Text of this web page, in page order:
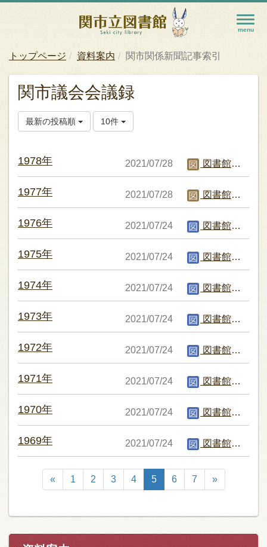
トップページ 資料案内 関市関係新聞記事索引
関市議会会議録
最新の投稿順 10件
1978年 2021/07/28 図書館職員C
1977年 2021/07/28 図書館職員C
1976年 2021/07/24 図書館編集者
1975年 2021/07/24 図書館編集者
1974年 2021/07/24 図書館編集者
1973年 2021/07/24 図書館編集者
1972年 2021/07/24 図書館編集者
1971年 2021/07/24 図書館編集者
1970年 2021/07/24 図書館編集者
1969年 2021/07/24 図書館編集者
« 1 2 3 4 5 6 7 »